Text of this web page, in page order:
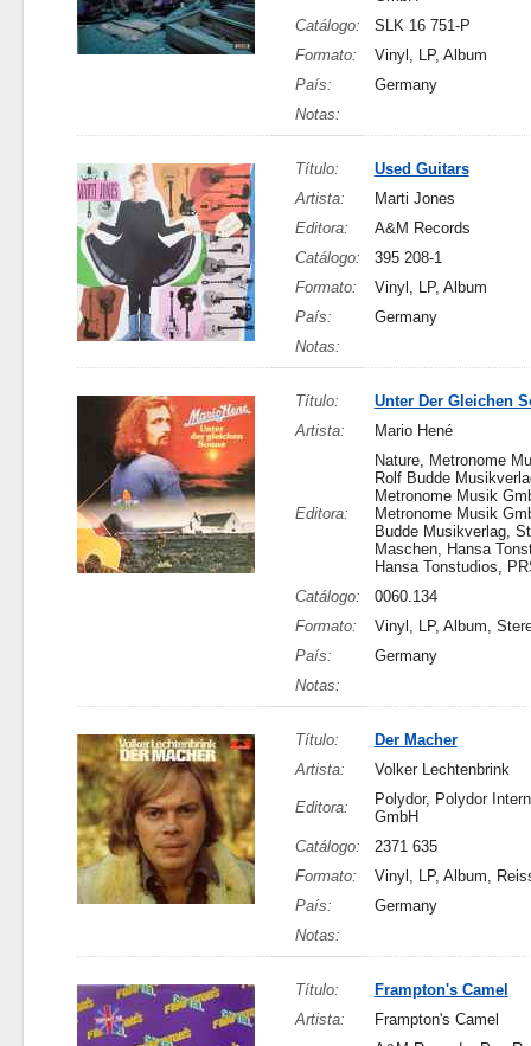
Catálogo:
SLK 16 751-P
Formato:
Vinyl, LP, Album
País:
Germany
Notas:
Título:
Used Guitars
Artista:
Marti Jones
Editora:
A&M Records
Catálogo:
395 208-1
Formato:
Vinyl, LP, Album
País:
Germany
Notas:
Título:
Unter Der Gleichen
Artista:
Mario Hené
Editora:
Nature, Metronome
Rolf Budde
Metronome Musik
Metronome Musik
Budde Musikverlag,
Maschen, Hansa
Hansa Tonstudios,
Catálogo:
0060.134
Formato:
Vinyl, LP, Album,
País:
Germany
Notas:
Título:
Der Macher
Artista:
Volker Lechtenbrink
Editora:
Polydor, Polydor
GmbH
Catálogo:
2371 635
Formato:
Vinyl, LP, Album,
País:
Germany
Notas:
Título:
Frampton's Camel
Artista:
Frampton's Camel